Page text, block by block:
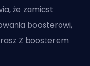
że zamiast
boosterowi,
Z boosterem